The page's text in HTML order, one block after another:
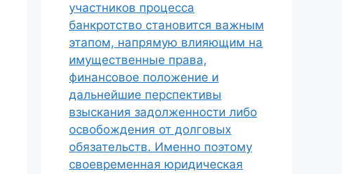
участников процесса
банкротство становится важным
этапом, напрямую влияющим на
имущественные права,
финансовое положение и
дальнейшие перспективы
взыскания задолженности либо
освобождения от долговых
обязательств. Именно поэтому
своевременная юридическая